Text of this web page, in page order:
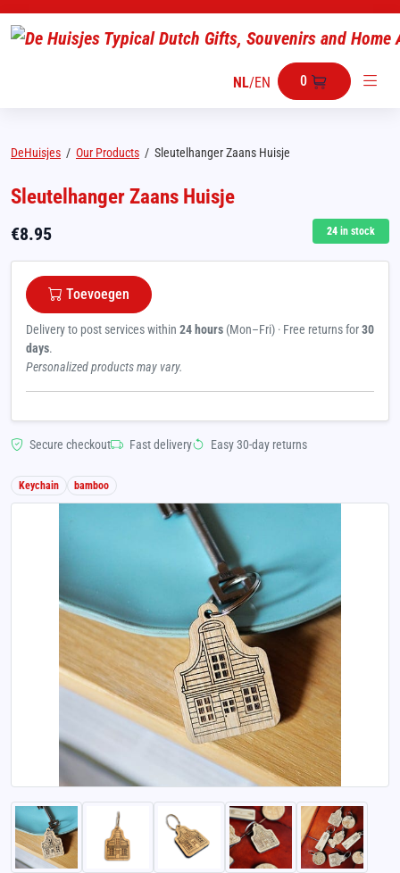
NL/EN 0
DeHuisjes / Our Products / Sleutelhanger Zaans Huisje
Sleutelhanger Zaans Huisje
€8.95 24 in stock
Toevoegen
Delivery to post services within 24 hours (Mon–Fri) · Free returns for30
days.
Personalized products may vary.
Secure checkout Fast delivery Easy 30-day returns
Keychain bamboo